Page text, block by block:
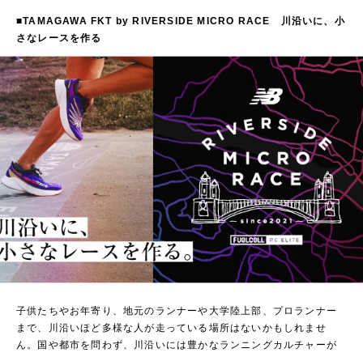
■TAMAGAWA FKT by RIVERSIDE MICRO RACE 川沿いに、小
さなレースを作る
子供たちやお年寄り、地元のランナーや大学陸上部、プロランナー
まで、川沿いほど多様な人が走っている場所はないかもしれませ
ん。国や都市を問わず、川沿いには豊かなランニングカルチャーが